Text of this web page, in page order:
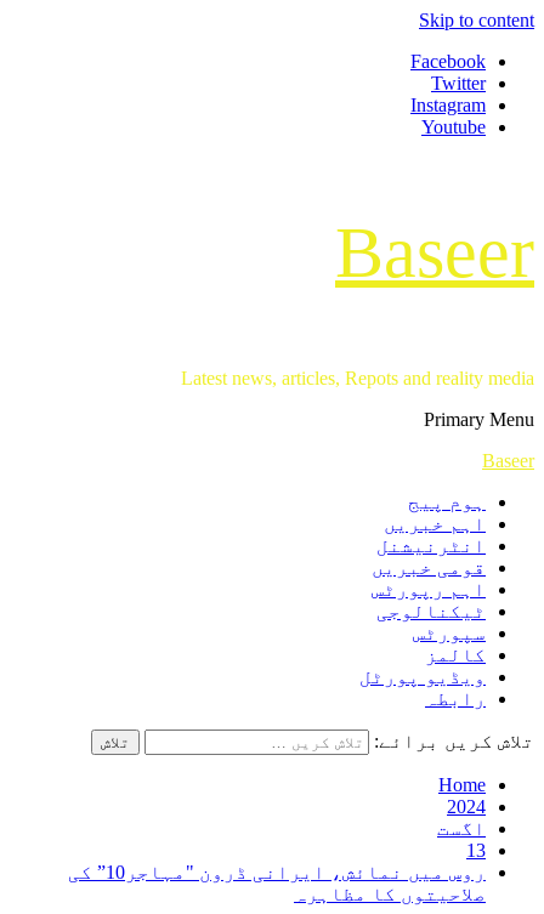
Skip to content
Facebook
Twitter
Instagram
Youtube
Baseer
Latest news, articles, Repots and reality media
Primary Menu
Baseer
ہوم پیج
اہم خبریں
انٹرنیشنل
قومی خبریں
اہم رپورٹس
ٹیکنالوجی
سپورٹس
کالمز
ویڈیو پورٹل
رابطہ
تلاش کریں برائے:
Home
2024
اگست
13
روس میں نمائش، ایرانی ڈرون "مہاجر10” کی
صلاحیتوں کا مظاہرہ